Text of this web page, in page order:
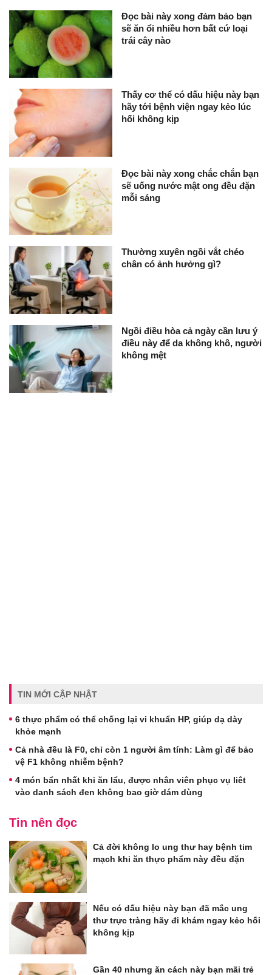
Đọc bài này xong đảm bảo bạn
sẽ ăn ổi nhiều hơn bất cứ loại
trái cây nào
Thấy cơ thể có dấu hiệu này bạn
hãy tới bệnh viện ngay kẻo lúc
hối không kịp
Đọc bài này xong chắc chắn bạn
sẽ uống nước mật ong đều đặn
mỗi sáng
Thường xuyên ngồi vắt chéo
chân có ảnh hưởng gì?
Ngồi điều hòa cả ngày cần lưu ý
điều này để da không khô, người
không mệt
TIN MỚI CẬP NHẬT
6 thực phẩm có thể chống lại vi khuẩn HP, giúp dạ dày
khỏe mạnh
Cả nhà đều là F0, chỉ còn 1 người âm tính: Làm gì để bảo
vệ F1 không nhiễm bệnh?
4 món bẩn nhất khi ăn lẩu, được nhân viên phục vụ liêt
vào danh sách đen không bao giờ dám dùng
Tin nên đọc
Cả đời không lo ung thư hay bệnh tim
mạch khi ăn thực phẩm này đều đặn
Nếu có dấu hiệu này bạn đã mắc ung
thư trực tràng hãy đi khám ngay kẻo hối
không kịp
Gần 40 nhưng ăn cách này bạn mãi trẻ